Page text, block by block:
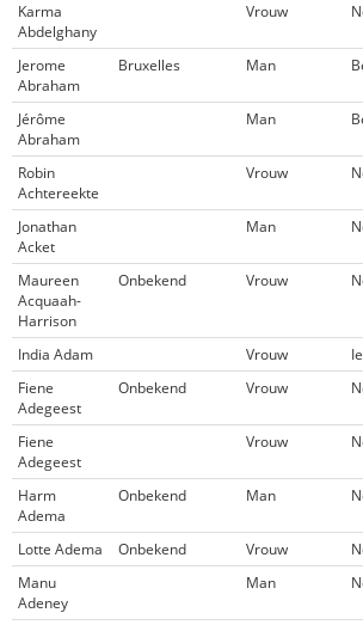
Karma
Abdelghany
Vrouw
Jerome
Abraham
Bruxelles Man
Jérôme
Abraham
Man
Robin
Achtereekte
Vrouw
Jonathan
Acket
Man
Maureen
Acquaah-
Harrison
Onbekend Vrouw
India Adam Vrouw
Fiene
Adegeest
Onbekend Vrouw
Fiene
Adegeest
Vrouw
Harm
Adema
Onbekend Man
Lotte Adema Onbekend Vrouw
Manu
Adeney
Man